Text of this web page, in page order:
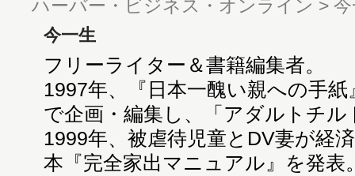
ハーバー・ビジネス・オンライン
今一生
フリーライター＆書籍編集者。
1997年、『日本一醜い親への手
で企画・編集し、「アダルトチ
1999年、被虐待児童とDV妻が経
本『完全家出マニュアル』を発